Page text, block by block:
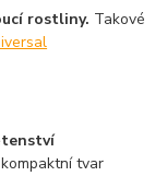
rostliny. Takové
tvar